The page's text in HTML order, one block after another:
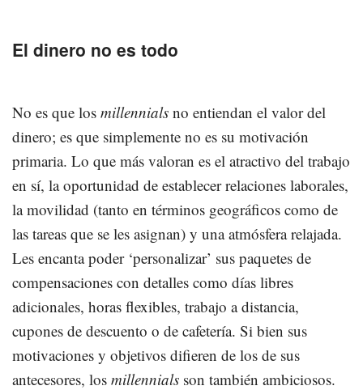
El dinero no es todo
No es que los millennials no entiendan el valor del
dinero; es que simplemente no es su motivación
primaria. Lo que más valoran es el atractivo del trabajo
en sí, la oportunidad de establecer relaciones laborales,
la movilidad (tanto en términos geográficos como de
las tareas que se les asignan) y una atmósfera relajada.
Les encanta poder ‘personalizar’ sus paquetes de
compensaciones con detalles como días libres
adicionales, horas flexibles, trabajo a distancia,
cupones de descuento o de cafetería. Si bien sus
motivaciones y objetivos difieren de los de sus
antecesores, los millennials son también ambiciosos.